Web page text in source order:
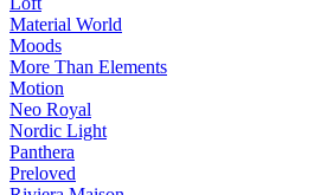
Material World
Moods
More Than Elements
Motion
Neo Royal
Nordic Light
Panthera
Preloved